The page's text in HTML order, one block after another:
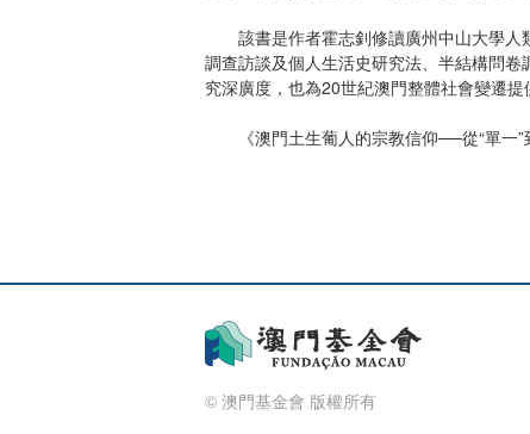
該書是作者霍志釗修讀廣州中山大學人
調查訪談及個人生活史研究法、半結構問
究深廣度，也為20世紀澳門整體社會變遷提
《澳門土生葡人的宗教信仰──從“單一”
© 澳門基金會 版權所有